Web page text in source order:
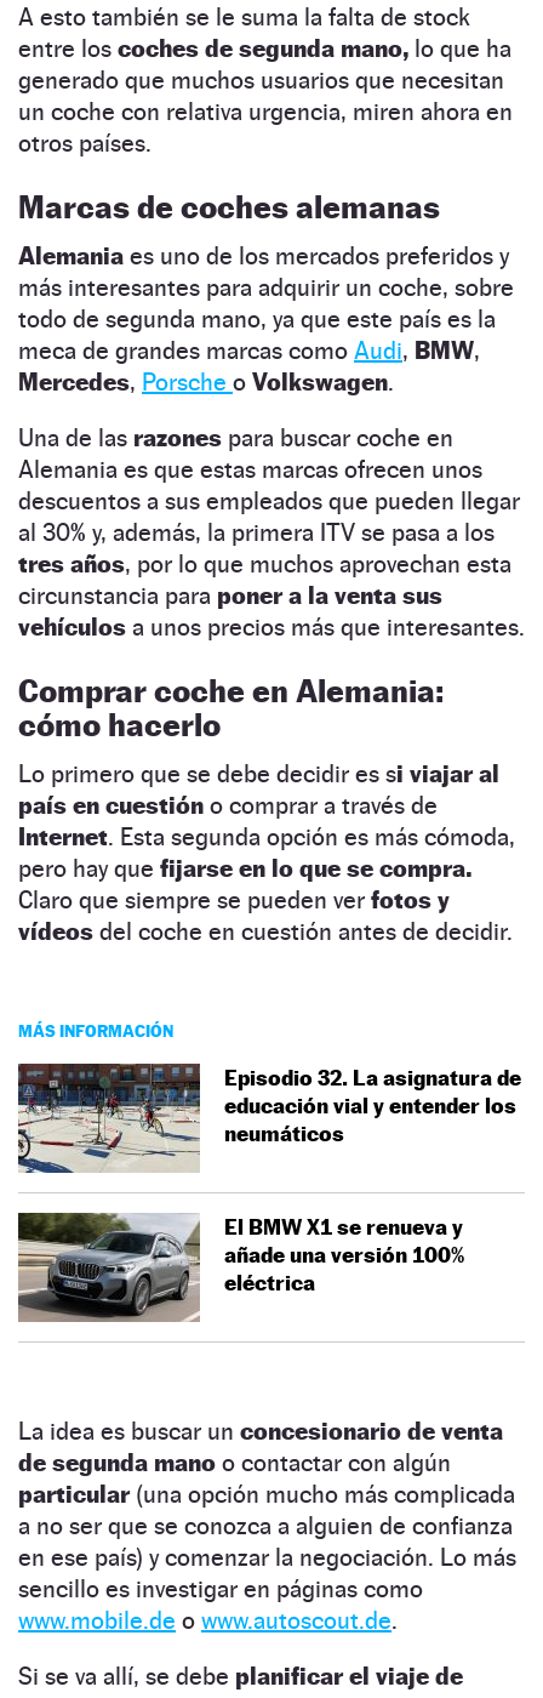
A esto también se le suma la falta de stock
entre los coches de segunda mano, lo que ha
generado que muchos usuarios que necesitan
un coche con relativa urgencia, miren ahora en
otros países.
Marcas de coches alemanas
Alemania es uno de los mercados preferidos y
más interesantes para adquirir un coche, sobre
todo de segunda mano, ya que este país es la
meca de grandes marcas como Audi, BMW,
Mercedes, Porsche o Volkswagen.
Una de las razones para buscar coche en
Alemania es que estas marcas ofrecen unos
descuentos a sus empleados que pueden llegar
al 30% y, además, la primera ITV se pasa a los
tres años, por lo que muchos aprovechan esta
circunstancia para poner a la venta sus
vehículos a unos precios más que interesantes.
Comprar coche en Alemania:
cómo hacerlo
Lo primero que se debe decidir es si viajar al
país en cuestión o comprar a través de
Internet. Esta segunda opción es más cómoda,
pero hay que fijarse en lo que se compra.
Claro que siempre se pueden ver fotos y
vídeos del coche en cuestión antes de decidir.
MÁS INFORMACIÓN
Episodio 32. La asignatura de
educación vial y entender los
neumáticos
El BMW X1 se renueva y
añade una versión 100%
eléctrica
La idea es buscar un concesionario de venta
de segunda mano o contactar con algún
particular (una opción mucho más complicada
a no ser que se conozca a alguien de confianza
en ese país) y comenzar la negociación. Lo más
sencillo es investigar en páginas como
www.mobile.de o www.autoscout.de.
Si se va allí, se debe planificar el viaje de